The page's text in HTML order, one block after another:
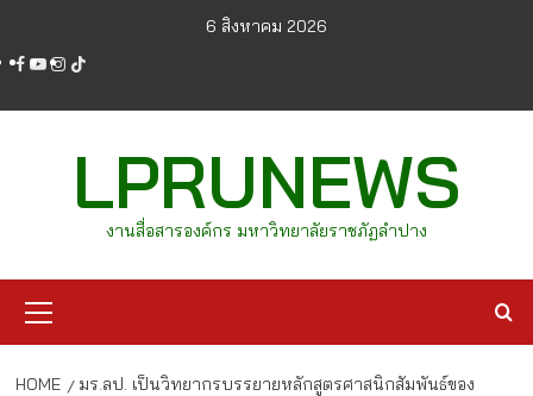
content
6 สิงหาคม 2026
facebook
youtube
instagram
tiktok
LPRUNEWS
งานสื่อสารองค์กร มหาวิทยาลัยราชภัฏลำปาง
Menu
HOME
มร.ลป. เป็นวิทยากรบรรยายหลักสูตรศาสนิกสัมพันธ์ของ